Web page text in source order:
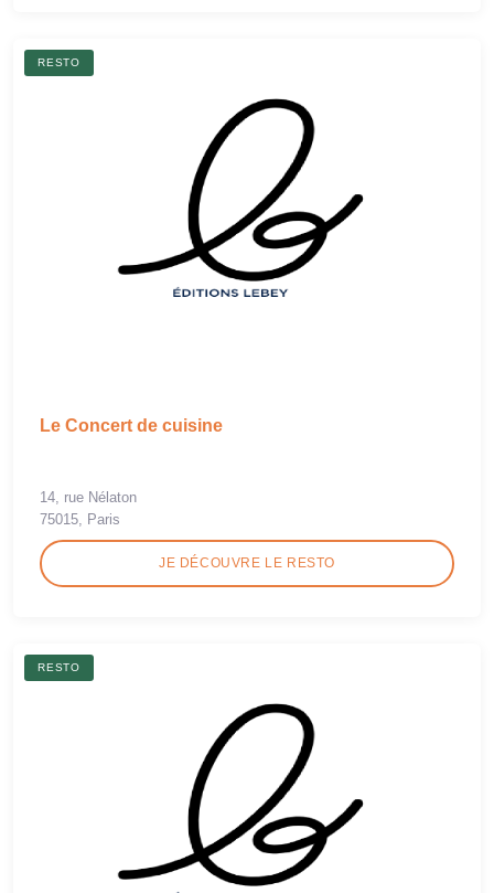
RESTO
Le Concert de cuisine
14, rue Nélaton
75015, Paris
JE DÉCOUVRE LE RESTO
RESTO